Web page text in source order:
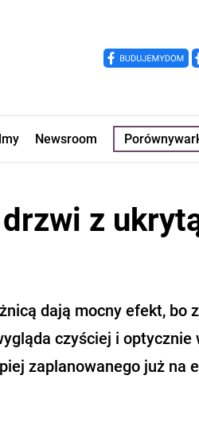
Newsroom
z
dają mocny efekt, bo
czyściej i optycznie
zaplanowanego już na